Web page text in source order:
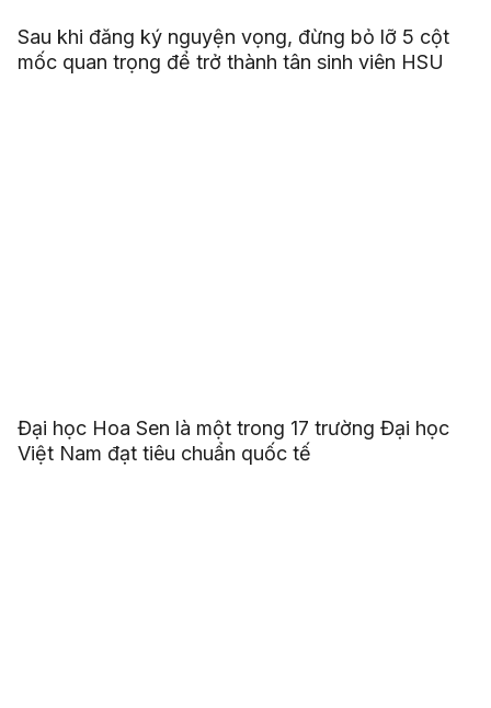
Sau khi đăng ký nguyện vọng, đừng bỏ lỡ 5 cột
mốc quan trọng để trở thành tân sinh viên HSU
Đại học Hoa Sen là một trong 17 trường Đại học
Việt Nam đạt tiêu chuẩn quốc tế